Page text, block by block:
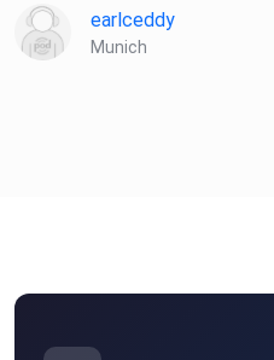
earlceddy
Munich